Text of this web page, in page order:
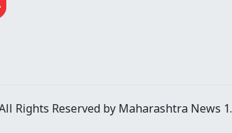
Rights Reserved by Maharashtra News 1.